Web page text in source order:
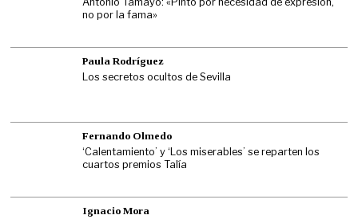
no por la fama»
Paula Rodríguez
Los secretos ocultos de Sevilla
Fernando Olmedo
‘Calentamiento’ y ‘Los miserables’ se reparten los
cuartos premios Talía
Ignacio Mora